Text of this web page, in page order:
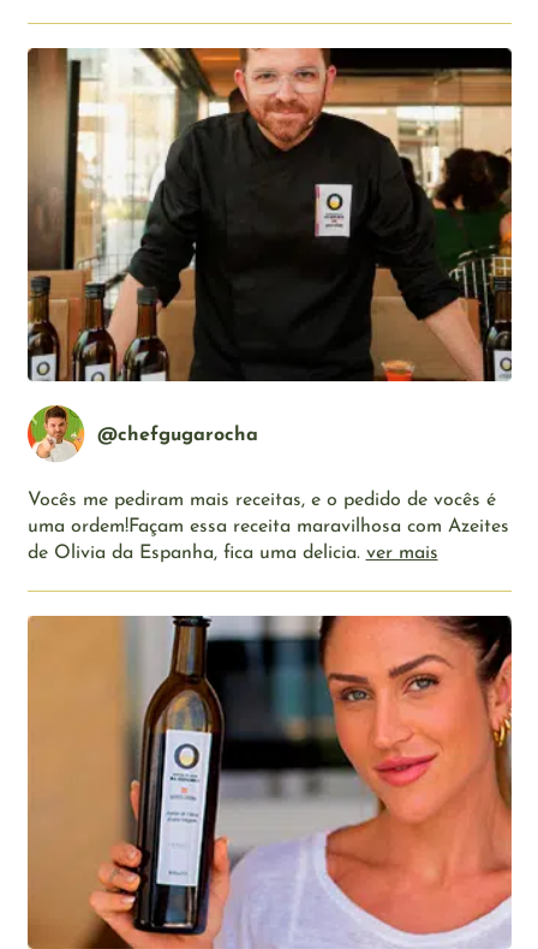
@chefgugarocha
Vocês me pediram mais receitas, e o pedido de vocês é
uma ordem!Façam essa receita maravilhosa com Azeites
de Olivia da Espanha, fica uma delicia. ver mais